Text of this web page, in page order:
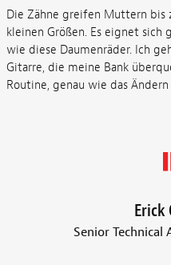
Die Zähne greifen Muttern bis
kleinen Größen. Es eignet
wie diese Daumenräder. Ich
Gitarre, die meine Bank
Routine, genau wie das
Erick
Senior Technical